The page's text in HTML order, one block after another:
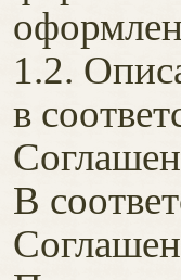
1.2.
в
В